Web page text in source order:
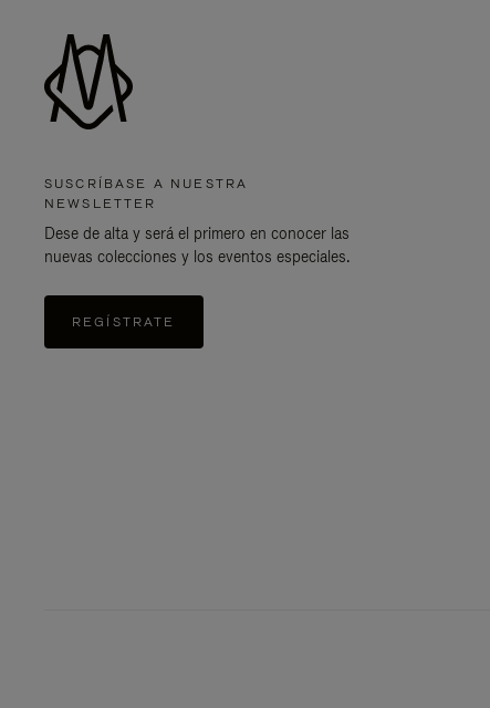
SUSCRÍBASE A NUESTRA
NEWSLETTER
Dese de alta y será el primero en conocer las
nuevas colecciones y los eventos especiales.
REGÍSTRATE